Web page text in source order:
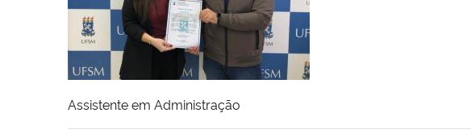
Assistente em Administração